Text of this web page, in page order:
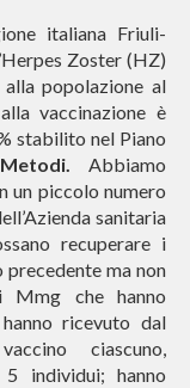
italiana Friuli-
Zoster (HZ)
popolazione al
vaccinazione è
stabilito nel Piano
Metodi. Abbiamo
un piccolo numero
sanitaria
recuperare i
precedente ma non
Mmg che hanno
ricevuto dal
ciascuno,
5 individui; hanno